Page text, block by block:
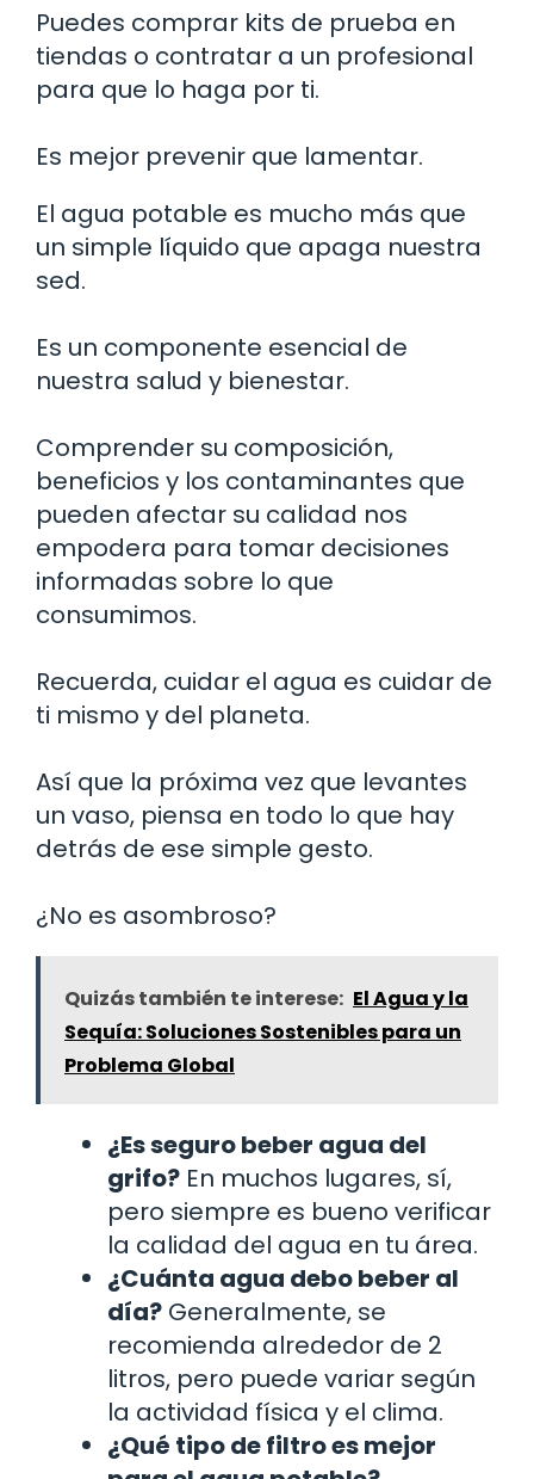
Puedes comprar kits de prueba en
tiendas o contratar a un profesional
para que lo haga por ti.
Es mejor prevenir que lamentar.
El agua potable es mucho más que
un simple líquido que apaga nuestra
sed.
Es un componente esencial de
nuestra salud y bienestar.
Comprender su composición,
beneficios y los contaminantes que
pueden afectar su calidad nos
empodera para tomar decisiones
informadas sobre lo que
consumimos.
Recuerda, cuidar el agua es cuidar de
ti mismo y del planeta.
Así que la próxima vez que levantes
un vaso, piensa en todo lo que hay
detrás de ese simple gesto.
¿No es asombroso?
Quizás también te interese: El Agua y la
Sequía: Soluciones Sostenibles para un
Problema Global
¿Es seguro beber agua del
grifo? En muchos lugares, sí,
pero siempre es bueno verificar
la calidad del agua en tu área.
¿Cuánta agua debo beber al
día? Generalmente, se
recomienda alrededor de 2
litros, pero puede variar según
la actividad física y el clima.
¿Qué tipo de filtro es mejor